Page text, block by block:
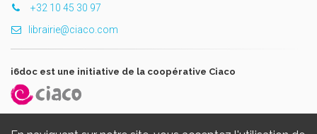
+32 10 45 30 97
librairie@ciaco.com
i6doc est une initiative de la coopérative Ciaco